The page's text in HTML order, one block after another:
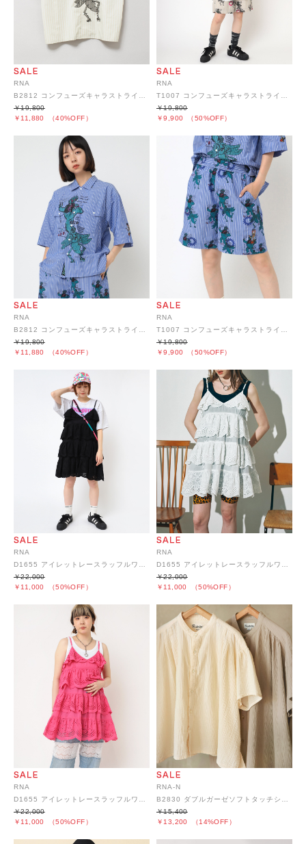
RNA
￥11,880 （40%OFF）
￥19,800
RNA
￥9,900 （50%OFF）
￥19,800
RNA
B2812 コンフューズキャラストライプシャツ
￥11,880 （40%OFF）
￥19,800
RNA
T1007 コンフューズキャラストライプショーツ
￥9,900 （50%OFF）
￥19,800
RNA
D1655 アイレットレースラッフルワンピース
￥11,000 （50%OFF）
￥22,000
RNA
D1655 アイレットレースラッフルワンピース
￥11,000 （50%OFF）
￥22,000
RNA
￥11,000 （50%OFF）
￥22,000
RNA-N
￥13,200 （14%OFF）
￥15,400